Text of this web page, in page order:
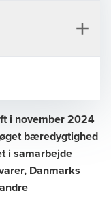
i november 2024
bæredygtighed
i samarbejde
Danmarks